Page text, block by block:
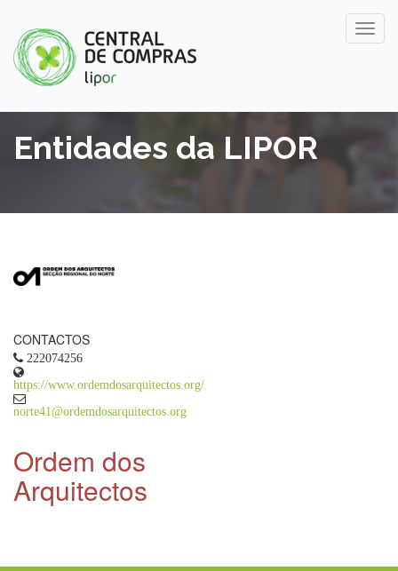
Entidades da LIPOR
CONTACTOS
222074256
https://www.ordemdosarquitectos.org/
norte41@ordemdosarquitectos.org
Ordem dos
Arquitectos